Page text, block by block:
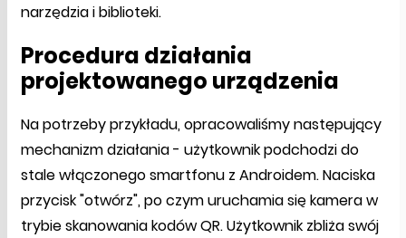
narzędzia i biblioteki.
Procedura działania
projektowanego urządzenia
Na potrzeby przykładu, opracowaliśmy następujący
mechanizm działania - użytkownik podchodzi do
stale włączonego smartfonu z Androidem. Naciska
przycisk "otwórz", po czym uruchamia się kamera w
trybie skanowania kodów QR. Użytkownik zbliża swój